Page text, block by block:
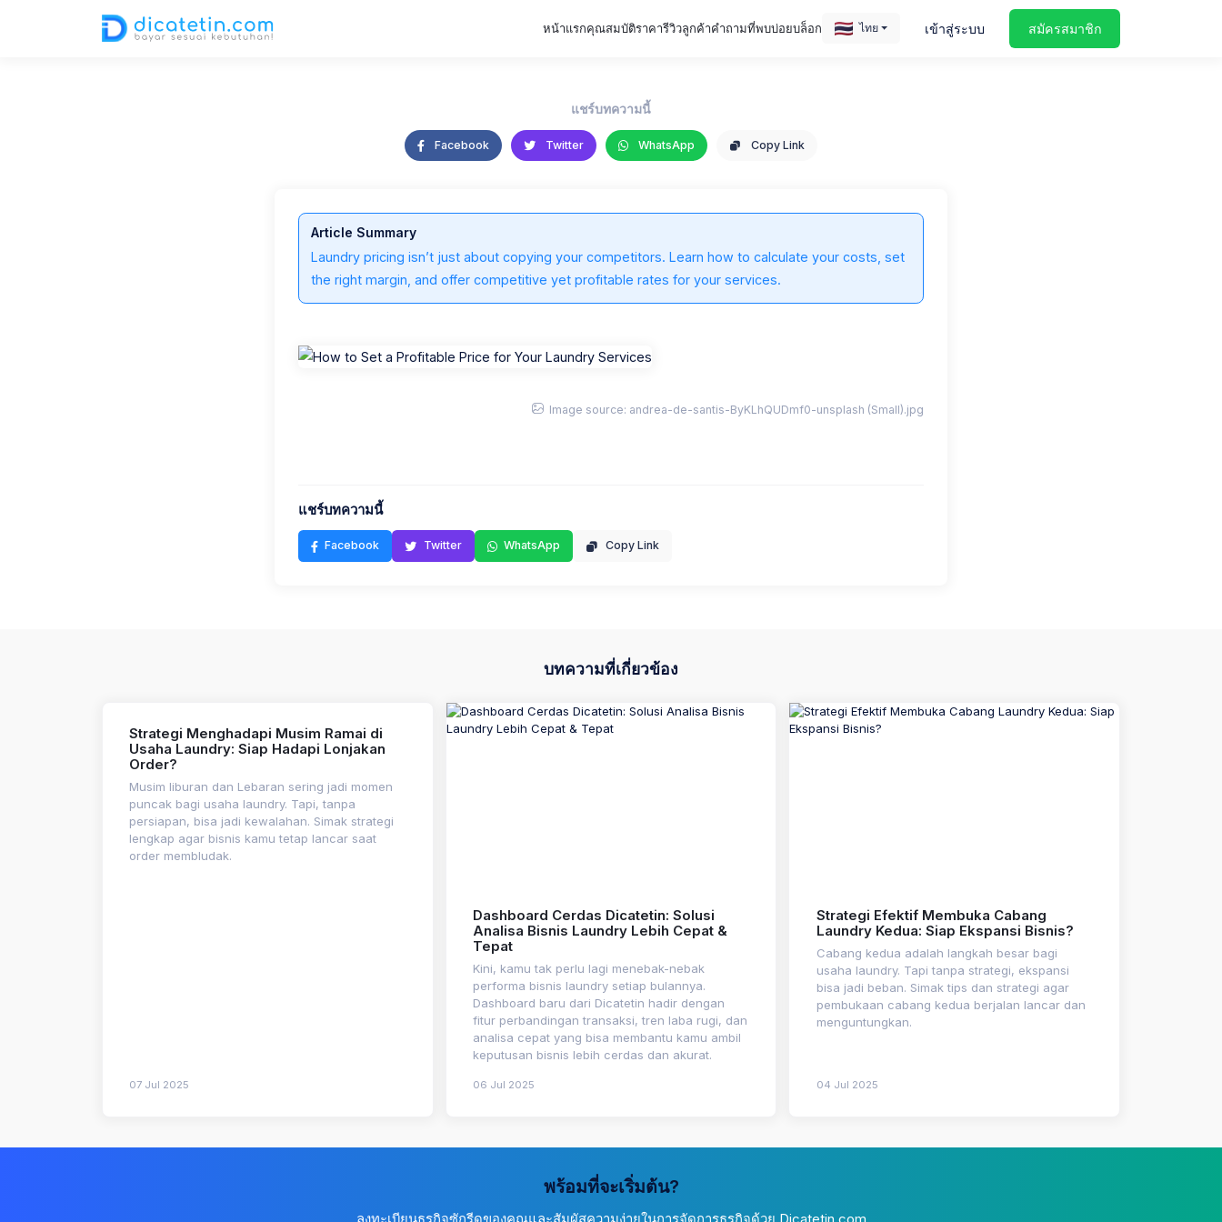
หน้าแรกคุณสมบัติราคารีวิวลูกค้าคำถามที่พบบ่อยบล็อก ไทย เข้าสู่ระบบ สมัครสมาชิก
07 Jul 2025 5,632 views andrea-de-santis-ByKLhQUDmf0-unsplash (Small).jpg
แชร์บทความนี้
Facebook Twitter WhatsApp Copy Link
Article Summary
Laundry pricing isn’t just about copying your competitors. Learn how to calculate your costs, set
the right margin, and offer competitive yet profitable rates for your services.
Image source: andrea-de-santis-ByKLhQUDmf0-unsplash (Small).jpg
แชร์บทความนี้
Facebook Twitter WhatsApp Copy Link
บทความที่เกี่ยวข้อง
Strategi Menghadapi Musim Ramai di
Usaha Laundry: Siap Hadapi Lonjakan
Order?
Musim liburan dan Lebaran sering jadi momen
puncak bagi usaha laundry. Tapi, tanpa
persiapan, bisa jadi kewalahan. Simak strategi
lengkap agar bisnis kamu tetap lancar saat
order membludak.
07 Jul 2025
Dashboard Cerdas Dicatetin: Solusi
Analisa Bisnis Laundry Lebih Cepat &
Tepat
Kini, kamu tak perlu lagi menebak-nebak
performa bisnis laundry setiap bulannya.
Dashboard baru dari Dicatetin hadir dengan
fitur perbandingan transaksi, tren laba rugi, dan
analisa cepat yang bisa membantu kamu ambil
keputusan bisnis lebih cerdas dan akurat.
06 Jul 2025
Strategi Efektif Membuka Cabang
Laundry Kedua: Siap Ekspansi Bisnis?
Cabang kedua adalah langkah besar bagi
usaha laundry. Tapi tanpa strategi, ekspansi
bisa jadi beban. Simak tips dan strategi agar
pembukaan cabang kedua berjalan lancar dan
menguntungkan.
04 Jul 2025
พร้อมที่จะเริ่มต้น?